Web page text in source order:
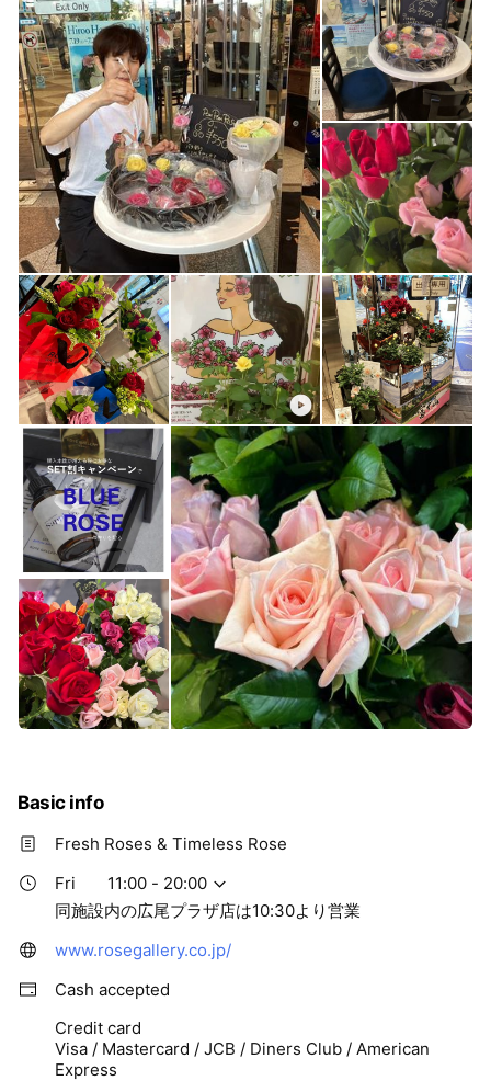
Basic info
Fresh Roses & Timeless Rose
Fri
11:00 - 20:00
同施設内の広尾プラザ店は10:30より営業
www.rosegallery.co.jp/
Cash accepted
Credit card
Visa / Mastercard / JCB / Diners Club / American
Express